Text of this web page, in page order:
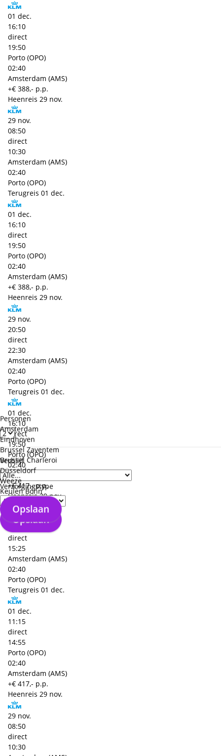
Personen
Verblijf
Verzorgingstype
Opslaan
Amsterdam
Eindhoven
Brussel Zaventem
Brussel Charleroi
Düsseldorf
Weeze
Keulen Bonn
Opslaan
01 dec.
16:10
direct
19:50
Porto (OPO)
02:40
Amsterdam (AMS)
+€ 388,- p.p.
Heenreis 29 nov.
29 nov.
08:50
direct
10:30
Amsterdam (AMS)
02:40
Porto (OPO)
Terugreis 01 dec.
01 dec.
16:10
direct
19:50
Porto (OPO)
02:40
Amsterdam (AMS)
+€ 388,- p.p.
Heenreis 29 nov.
29 nov.
20:50
direct
22:30
Amsterdam (AMS)
02:40
Porto (OPO)
Terugreis 01 dec.
01 dec.
16:10
direct
19:50
Porto (OPO)
02:40
Amsterdam (AMS)
+€ 417,- p.p.
Heenreis 29 nov.
29 nov.
13:45
direct
15:25
Amsterdam (AMS)
02:40
Porto (OPO)
Terugreis 01 dec.
01 dec.
11:15
direct
14:55
Porto (OPO)
02:40
Amsterdam (AMS)
+€ 417,- p.p.
Heenreis 29 nov.
29 nov.
08:50
direct
10:30